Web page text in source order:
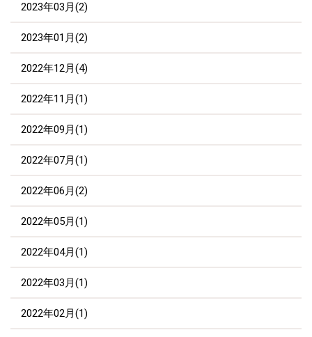
2023年03月(2)
2023年01月(2)
2022年12月(4)
2022年11月(1)
2022年09月(1)
2022年07月(1)
2022年06月(2)
2022年05月(1)
2022年04月(1)
2022年03月(1)
2022年02月(1)